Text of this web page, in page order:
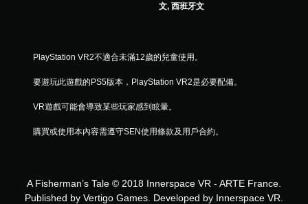
文, 西班牙文
PlayStation VR2不適合未滿12歲的兒童使用。
要遊玩此遊戲的PS5版本，PlayStation VR2是必要配備。
VR遊戲可能會導致某些玩家感到眩暈。
購買或使用本內容需遵守SEN使用條款及用戶合約。
A Fisherman’s Tale © 2018 Innerspace VR - ARTE France.
Published by Vertigo Games. Developed by Innerspace VR.